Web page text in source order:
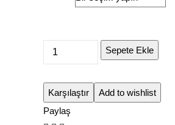
Sepete Ekle
Karşılaştır
Add to wishlist
Paylaş